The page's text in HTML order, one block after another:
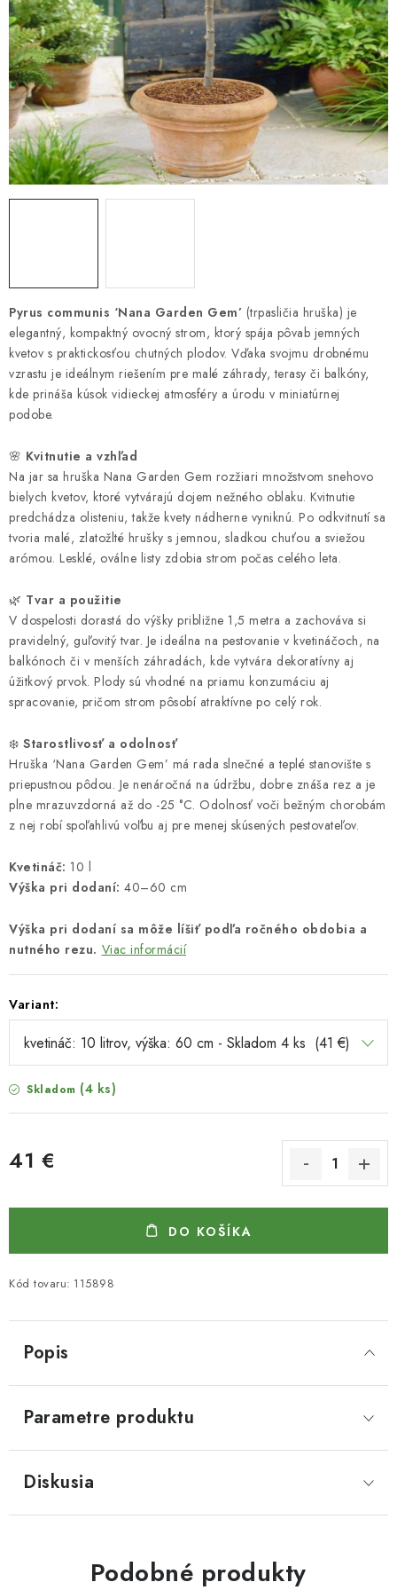
CHÉMIA
KVETINÁČE
DEKORÁCIE
PRIESADY ZELENINY
Pyrus communis ‘Nana Garden Gem’ (trpasličia hruška) je
elegantný, kompaktný ovocný strom, ktorý spája pôvab jemných
kvetov s praktickosťou chutných plodov. Vďaka svojmu drobnému
vzrastu je ideálnym riešením pre malé záhrady, terasy či balkóny,
kde prináša kúsok vidieckej atmosféry a úrodu v miniatúrnej
podobe.
🌸 Kvitnutie a vzhľad
Na jar sa hruška Nana Garden Gem rozžiari množstvom snehovo
bielych kvetov, ktoré vytvárajú dojem nežného oblaku. Kvitnutie
predchádza olisteniu, takže kvety nádherne vyniknú. Po odkvitnutí sa
tvoria malé, zlatožlté hrušky s jemnou, sladkou chuťou a sviežou
arómou. Lesklé, oválne listy zdobia strom počas celého leta.
🌿 Tvar a použitie
V dospelosti dorastá do výšky približne 1,5 metra a zachováva si
pravidelný, guľovitý tvar. Je ideálna na pestovanie v kvetináčoch, na
balkónoch či v menších záhradách, kde vytvára dekoratívny aj
úžitkový prvok. Plody sú vhodné na priamu konzumáciu aj
spracovanie, pričom strom pôsobí atraktívne po celý rok.
❄️ Starostlivosť a odolnosť
Hruška ‘Nana Garden Gem’ má rada slnečné a teplé stanovište s
priepustnou pôdou. Je nenáročná na údržbu, dobre znáša rez a je
plne mrazuvzdorná až do -25 °C. Odolnosť voči bežným chorobám
z nej robí spoľahlivú voľbu aj pre menej skúsených pestovateľov.
Kvetináč: 10 l
Výška pri dodaní: 40–60 cm
Výška pri dodaní sa môže líšiť podľa ročného obdobia a
nutného rezu. Viac informácií
Variant:
Skladom (4 ks)
41 €
DO KOŠÍKA
Kód tovaru: 115898
Popis
Parametre produktu
Diskusia
Podobné produkty